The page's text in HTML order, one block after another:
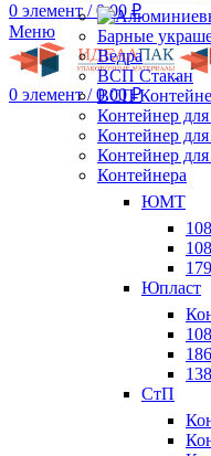
0 элемент / 0.00₽
Меню
0 элемент / 0.00₽
Барные
Ведра
ВСП Стакан
ВСП
Контейнер
Контейнер
Контейнер для
Контейнера
ЮМТ
Юпласт
СтП